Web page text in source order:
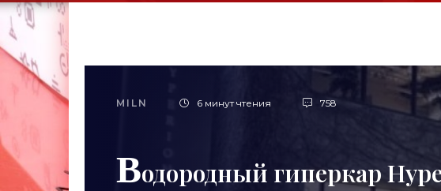
MILN 6 минут чтения 758
Водородный гиперкар